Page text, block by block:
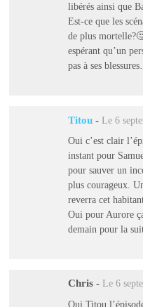
libérés ainsi que
Est-ce que les
de plus
espérant qu’un
pas à ses
Titou - Le 6
Oui c’est clair
instant pour
pour sauver un
plus courageux.
reverra cet
Oui pour Aurore
demain pour la
Chris - Le 6
Oui Titou